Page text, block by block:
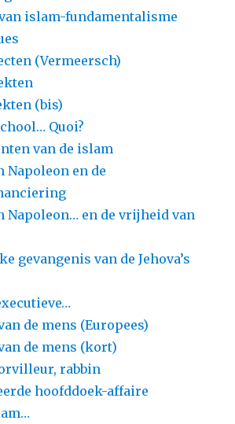
islam-fundamentalisme
(Vermeersch)
(bis)
Quoi?
van de islam
Napoleon en de
Napoleon… en de vrijheid van
gevangenis van de Jehova’s
de mens (Europees)
de mens (kort)
rabbin
hoofddoek-affaire